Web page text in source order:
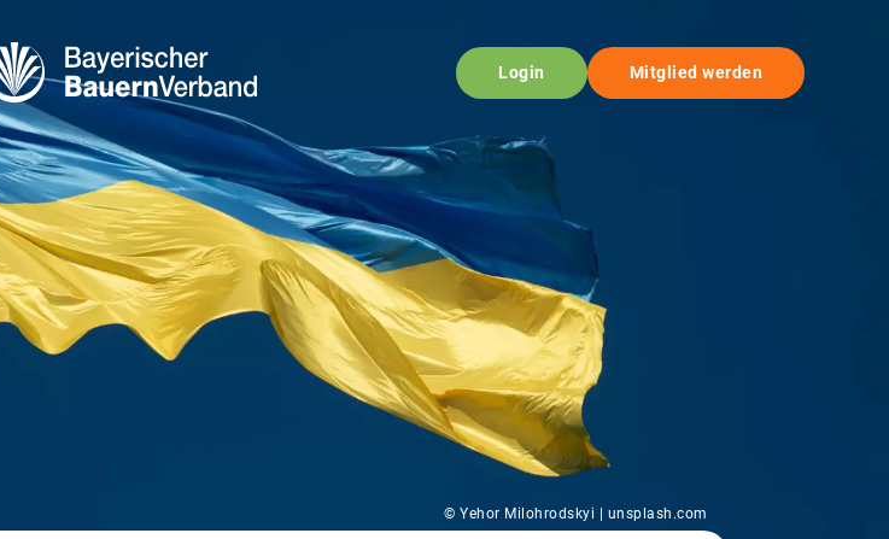
Login Mitglied werden
© Yehor Milohrodskyi | unsplash.com